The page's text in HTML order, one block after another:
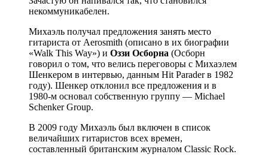
некоммуникабелен.
Михаэль получал предложения занять место
гитариста от Aerosmith (описано в их биографии
«Walk This Way») и Оззи Осборна (Осборн
говорил о том, что велись переговоры с Михаэлем
Шенкером в интервью, данным Hit Parader в 1982
году). Шенкер отклонил все предложения и в
1980-м основал собственную группу — Michael
Schenker Group.
В 2009 году Михаэль был включен в список
величайших гитаристов всех времен,
составленный британским журналом Classic Rock.